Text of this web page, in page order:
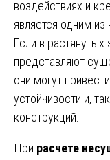
воздействиях и
является одним
Если в
представляют
они могут
устойчивости и,
конструкций.
При расчете